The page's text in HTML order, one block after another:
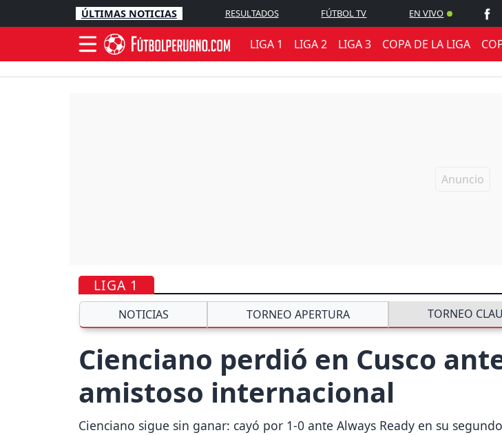
ÚLTIMAS NOTICIAS RESULTADOS FÚTBOL TV EN VIVO
LIGA 1 LIGA 2 LIGA 3 COPA DE LA LIGA
LIGA 1
NOTICIAS TORNEO APERTURA TORNEO
Cienciano perdió en Cusco
amistoso internacional
Cienciano sigue sin ganar: cayó por 1-0 ante Always Ready en su